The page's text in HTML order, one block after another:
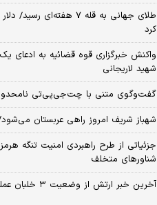
طلای جهانی به قله ۷
کرد
واکنش خبرگزاری قوه قضائیه به ادعای
شهید لاریجانی
گفت‌وگوی متنی با چت‌جی‌پی‌تی
شهباز شریف امروز راهی عربستان
شناورهای متخلف
آخرین خبر ارتش از وضعیت ۳ خلبان عملیات العدید